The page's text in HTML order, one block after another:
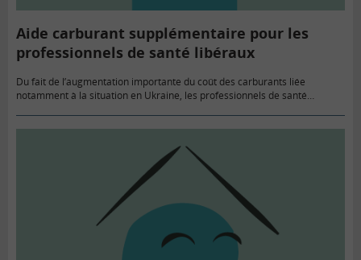
Aide carburant supplémentaire pour les
professionnels de santé libéraux
Du fait de l’augmentation importante du coût des carburants liée
notamment à la situation en Ukraine, les professionnels de santé